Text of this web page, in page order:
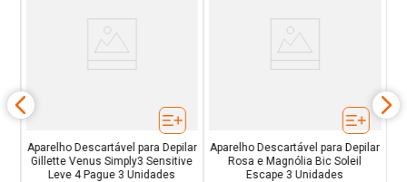
Aparelho Descartável para Depilar
Gillette Venus Simply3 Sensitive
Leve 4 Pague 3 Unidades
Aparelho Descartável para Depilar
Rosa e Magnólia Bic Soleil
Escape 3 Unidades